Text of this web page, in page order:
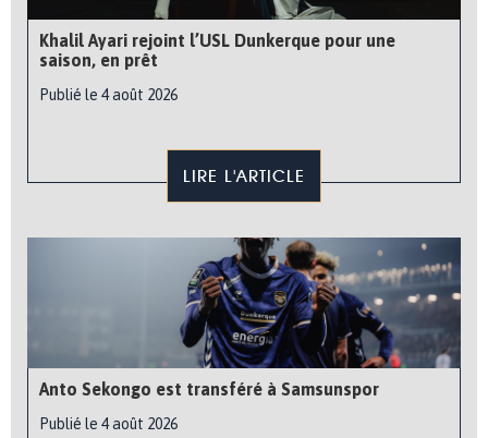
Khalil Ayari rejoint l’USL Dunkerque pour une
saison, en prêt
Publié le 4 août 2026
LIRE L'ARTICLE
Anto Sekongo est transféré à Samsunspor
Publié le 4 août 2026